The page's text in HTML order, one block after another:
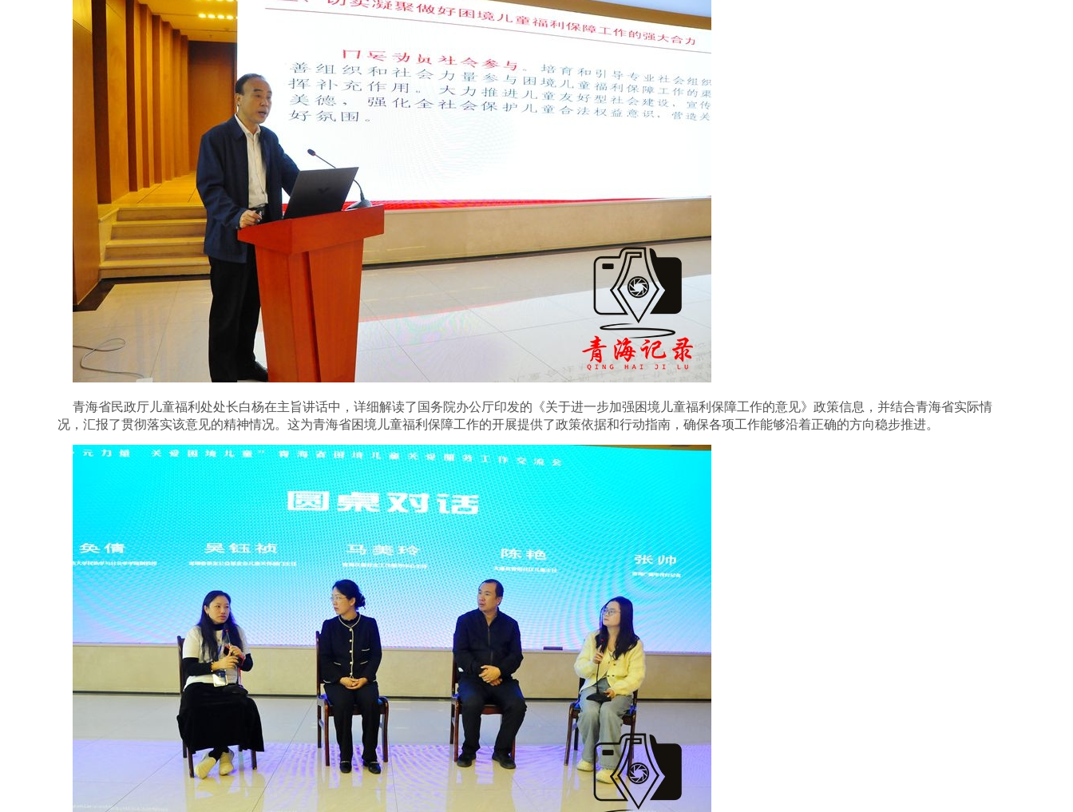
青海省民政厅儿童福利处处长白杨在主旨讲话中，详细解读了国务院办公厅印发的《关于进一步加强困境儿童福利保障工作的意见》政策信息，并结合青海省实际情
况，汇报了贯彻落实该意见的精神情况。这为青海省困境儿童福利保障工作的开展提供了政策依据和行动指南，确保各项工作能够沿着正确的方向稳步推进。